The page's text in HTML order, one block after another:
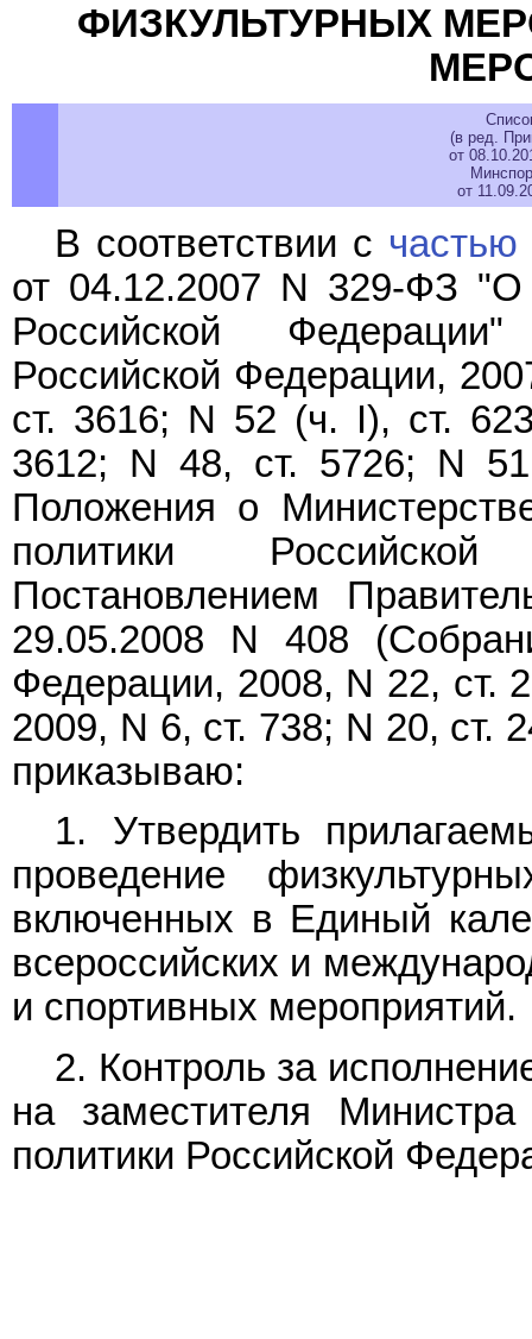
ФИЗКУЛЬТУРНЫХ
(в ред.
от
от
В соответствии с частью
от 04.12.2007 N 329-ФЗ "О
Российской
Российской Федерации,
ст. 3616; N 52 (ч. I), ст.
3612; N 48, ст. 5726; N
Положения о
политики
Постановлением
29.05.2008 N 408
Федерации, 2008, N 22, ст.
2009, N 6, ст. 738; N 20, ст.
приказываю:
1. Утвердить
проведение
включенных в Единый
всероссийских и
и спортивных мероприятий.
2. Контроль за
на заместителя
политики Российской